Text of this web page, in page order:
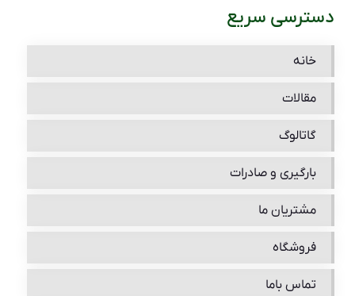
دسترسی سریع
خانه
مقالات
گاتالوگ
بارگیری و صادرات
مشتریان ما
فروشگاه
تماس باما